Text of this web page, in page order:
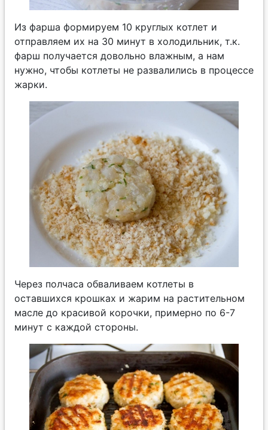
Из фарша формируем 10 круглых котлет и
отправляем их на 30 минут в холодильник, т.к.
фарш получается довольно влажным, а нам
нужно, чтобы котлеты не развалились в процессе
жарки.
Через полчаса обваливаем котлеты в
оставшихся крошках и жарим на растительном
масле до красивой корочки, примерно по 6-7
минут с каждой стороны.